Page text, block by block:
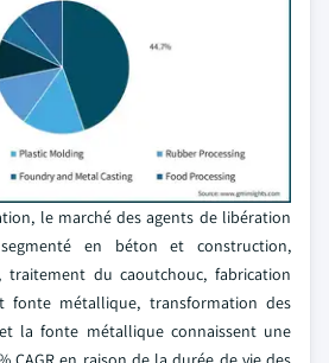
le marché des agents de libération
en béton et construction,
traitement du caoutchouc, fabrication
fonte métallique, transformation des
la fonte métallique connaissent une